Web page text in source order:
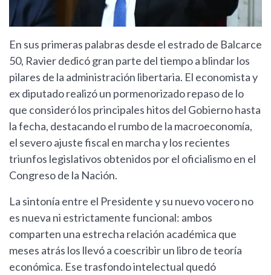
En sus primeras palabras desde el estrado de Balcarce
50, Ravier dedicó gran parte del tiempo a blindar los
pilares de la administración libertaria. El economista y
ex diputado realizó un pormenorizado repaso de lo
que consideró los principales hitos del Gobierno hasta
la fecha, destacando el rumbo de la macroeconomía,
el severo ajuste fiscal en marcha y los recientes
triunfos legislativos obtenidos por el oficialismo en el
Congreso de la Nación.
La sintonía entre el Presidente y su nuevo vocero no
es nueva ni estrictamente funcional: ambos
comparten una estrecha relación académica que
meses atrás los llevó a coescribir un libro de teoría
económica. Ese trasfondo intelectual quedó